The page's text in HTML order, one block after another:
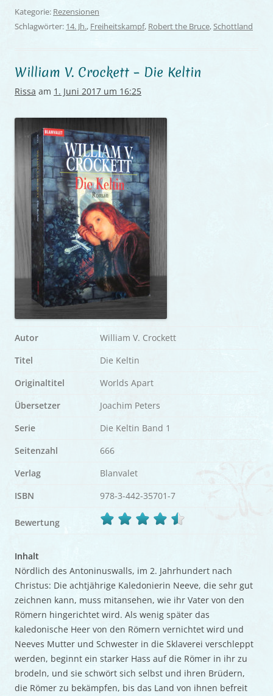
Kategorie: Rezensionen
Schlagwörter: 14. Jh., Freiheitskampf, Robert the Bruce,Schottland
William V. Crockett – Die Keltin
Rissa am 1. Juni 2017 um 16:25
Autor
William V. Crockett
Titel
Die Keltin
Originaltitel
Worlds Apart
Übersetzer
Joachim Peters
Serie
Die Keltin Band 1
Seitenzahl
666
Verlag
Blanvalet
ISBN
978-3-442-35701-7
Bewertung
Inhalt
Nördlich des Antoninuswalls, im 2. Jahrhundert nach
Christus: Die achtjährige Kaledonierin Neeve, die sehr gut
zeichnen kann, muss mitansehen, wie ihr Vater von den
Römern hingerichtet wird. Als wenig später das
kaledonische Heer von den Römern vernichtet wird und
Neeves Mutter und Schwester in die Sklaverei verschleppt
werden, beginnt ein starker Hass auf die Römer in ihr zu
brodeln, und sie schwört sich selbst und ihren Brüdern,
die Römer zu bekämpfen, bis das Land von ihnen befreit